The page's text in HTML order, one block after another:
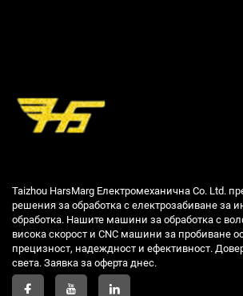
Taizhou HarsMarg Електромеханична Co. Ltd.
решения за обработка с електрозабиване за
обработка. Нашите машини за обработка с
висока скорост и CNC машини за пробиване
прецизност, надеждност и ефективност.
света. Заявка за оферта днес.